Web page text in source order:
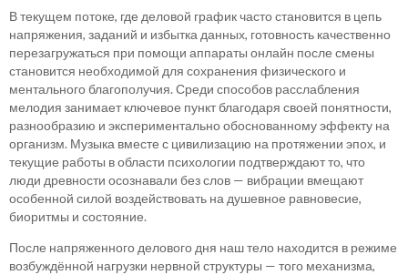
В текущем потоке, где деловой график часто становится в цепь
напряжения, заданий и избытка данных, готовность качественно
перезагружаться при помощи аппараты онлайн после смены
становится необходимой для сохранения физического и
ментального благополучия. Среди способов расслабления
мелодия занимает ключевое пункт благодаря своей понятности,
разнообразию и экспериментально обоснованному эффекту на
организм. Музыка вместе с цивилизацию на протяжении эпох, и
текущие работы в области психологии подтверждают то, что
люди древности осознавали без слов — вибрации вмещают
особенной силой воздействовать на душевное равновесие,
биоритмы и состояние.
После напряженного делового дня наш тело находится в режиме
возбуждённой нагрузки нервной структуры — того механизма,